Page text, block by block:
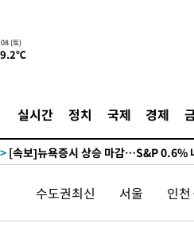
(토)
실시간 정치 국제 경제
[속보]뉴욕증시 상승 마감…S&P 0.6%
[속보]뉴욕증시 상승 마감…S&P 0.6%
[속보]뉴욕증시 상승 마감…S&P 0.6%
수도권최신 서울 인